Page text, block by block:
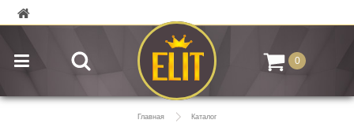
0
Главная Каталог